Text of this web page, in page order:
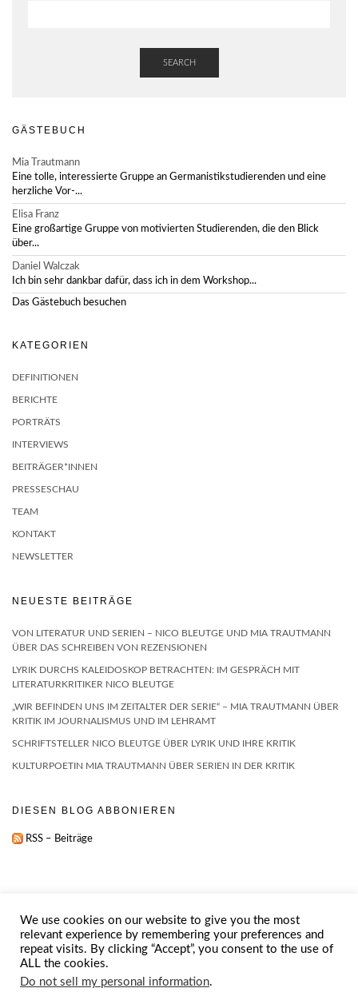
SEARCH
GÄSTEBUCH
Mia Trautmann
Eine tolle, interessierte Gruppe an Germanistikstudierenden und eine
herzliche Vor-...
Elisa Franz
Eine großartige Gruppe von motivierten Studierenden, die den Blick
über...
Daniel Walczak
Ich bin sehr dankbar dafür, dass ich in dem Workshop...
Das Gästebuch besuchen
KATEGORIEN
DEFINITIONEN
BERICHTE
PORTRÄTS
INTERVIEWS
BEITRÄGER*INNEN
PRESSESCHAU
TEAM
KONTAKT
NEWSLETTER
NEUESTE BEITRÄGE
VON LITERATUR UND SERIEN – NICO BLEUTGE UND MIA TRAUTMANN
ÜBER DAS SCHREIBEN VON REZENSIONEN
LYRIK DURCHS KALEIDOSKOP BETRACHTEN: IM GESPRÄCH MIT
LITERATURKRITIKER NICO BLEUTGE
„WIR BEFINDEN UNS IM ZEITALTER DER SERIE“ – MIA TRAUTMANN ÜBER
KRITIK IM JOURNALISMUS UND IM LEHRAMT
SCHRIFTSTELLER NICO BLEUTGE ÜBER LYRIK UND IHRE KRITIK
KULTURPOETIN MIA TRAUTMANN ÜBER SERIEN IN DER KRITIK
DIESEN BLOG ABBONIEREN
RSS – Beiträge
We use cookies on our website to give you the most
relevant experience by remembering your preferences and
repeat visits. By clicking “Accept”, you consent to the use of
ALL the cookies.
Do not sell my personal information.